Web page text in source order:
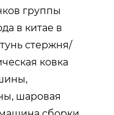
группы
в китае в
стержня/
ковка
шаровая